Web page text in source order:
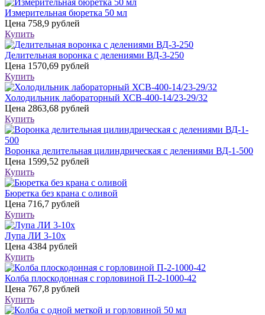
Измерительная бюретка 50 мл
Цена 758,9 рублей
Купить
Делительная воронка с делениями ВД-3-250
Цена 1570,69 рублей
Купить
Холодильник лабораторный ХСВ-400-14/23-29/32
Цена 2863,68 рублей
Купить
Воронка делительная цилиндрическая с делениями ВД-1-500
Цена 1599,52 рублей
Купить
Бюретка без крана с оливой
Цена 716,7 рублей
Купить
Лупа ЛИ 3-10х
Цена 4384 рублей
Купить
Колба плоскодонная с горловиной П-2-1000-42
Цена 767,8 рублей
Купить